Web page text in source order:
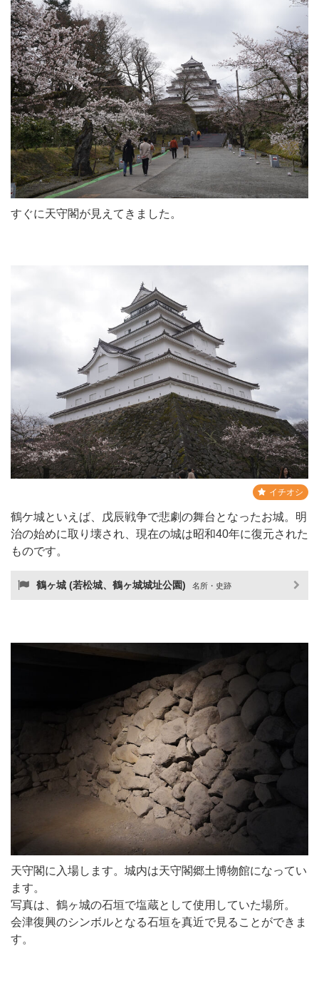
すぐに天守閣が見えてきました。
イチオシ
鶴ケ城といえば、戊辰戦争で悲劇の舞台となったお城。明
治の始めに取り壊され、現在の城は昭和40年に復元された
ものです。
鶴ヶ城 (若松城、鶴ヶ城城址公園) 名所・史跡
天守閣に入場します。城内は天守閣郷土博物館になってい
ます。
写真は、鶴ヶ城の石垣で塩蔵として使用していた場所。
会津復興のシンボルとなる石垣を真近で見ることができま
す。